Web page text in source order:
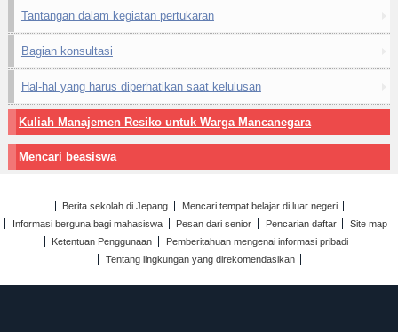
Tantangan dalam kegiatan pertukaran
Bagian konsultasi
Hal-hal yang harus diperhatikan saat kelulusan
Kuliah Manajemen Resiko untuk Warga Mancanegara
Mencari beasiswa
Berita sekolah di Jepang
Mencari tempat belajar di luar negeri
Informasi berguna bagi mahasiswa
Pesan dari senior Pencarian daftar
Site map
Ketentuan Penggunaan
Pemberitahuan mengenai informasi pribadi
Tentang lingkungan yang direkomendasikan